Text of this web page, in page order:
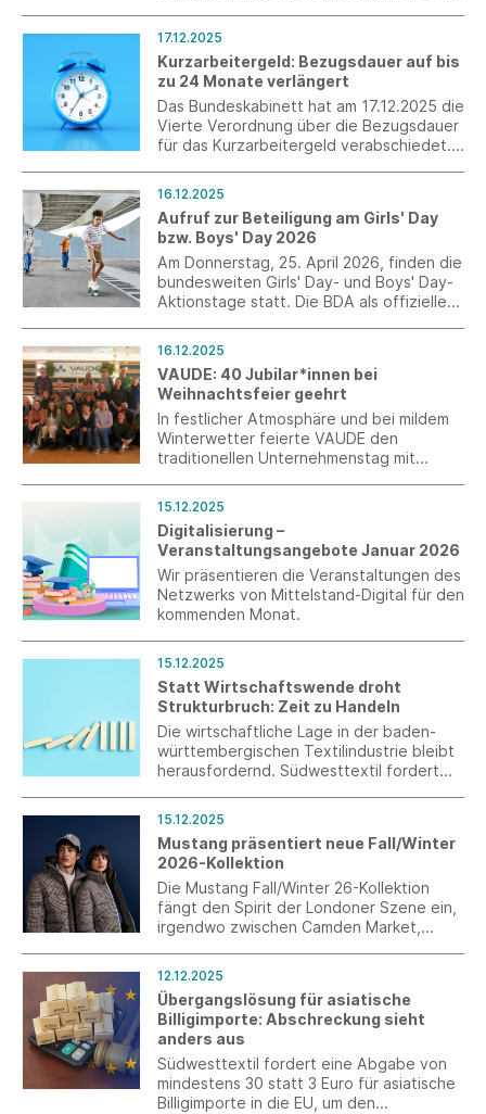
und sozialrechtlichen Fragen zu
informieren (§ 45c AufenthG).
17.12.2025
Kurzarbeitergeld: Bezugsdauer auf bis
zu 24 Monate verlängert
Das Bundeskabinett hat am 17.12.2025 die
Vierte Verordnung über die Bezugsdauer
für das Kurzarbeitergeld verabschiedet.
verlängert.
16.12.2025
Aufruf zur Beteiligung am Girls' Day
bzw. Boys' Day 2026
Am Donnerstag, 25. April 2026, finden die
bundesweiten Girls' Day- und Boys' Day-
Aktionstage statt. Die BDA als offizielle
16.12.2025
VAUDE: 40 Jubilar*innen bei
Weihnachtsfeier geehrt
In festlicher Atmosphäre und bei mildem
Winterwetter feierte VAUDE den
traditionellen Unternehmenstag mit
Jubilar*innen, die für insgesamt mehr als
845 Jahre Betriebszugehörigkeit geehrt
wurden. Nach einem anspruchsvollen Jahr
wurde das starke Miteinander gefeiert,
das VAUDE seit vielen Jahren prägt.
15.12.2025
Digitalisierung –
Veranstaltungsangebote Januar 2026
Wir präsentieren die Veranstaltungen des
Netzwerks von Mittelstand-Digital für den
kommenden Monat.
15.12.2025
Statt Wirtschaftswende droht
Strukturbruch: Zeit zu Handeln
Die wirtschaftliche Lage in der baden-
württembergischen Textilindustrie bleibt
herausfordernd. Südwesttextil fordert
15.12.2025
Mustang präsentiert neue Fall/Winter
2026-Kollektion
Die Mustang Fall/Winter 26-Kollektion
fängt den Spirit der Londoner Szene ein,
irgendwo zwischen Camden Market,
Stilgeschichte geschrieben wurde und für
ihre Handwerkskunst bekannt ist und so
auch die Mustang-DNA verknüpft. Der
Einfluss der 90er ist unverkennbar – ein
Jahrzehnt, das Musik, Mode und Attitude
neu definiert hat. Stilikonen wie Liam
Gallagher prägten die Straße.
12.12.2025
Übergangslösung für asiatische
Billigimporte: Abschreckung sieht
anders aus
Südwesttextil fordert eine Abgabe von
mindestens 30 statt 3 Euro für asiatische
Billigimporte in die EU, um den